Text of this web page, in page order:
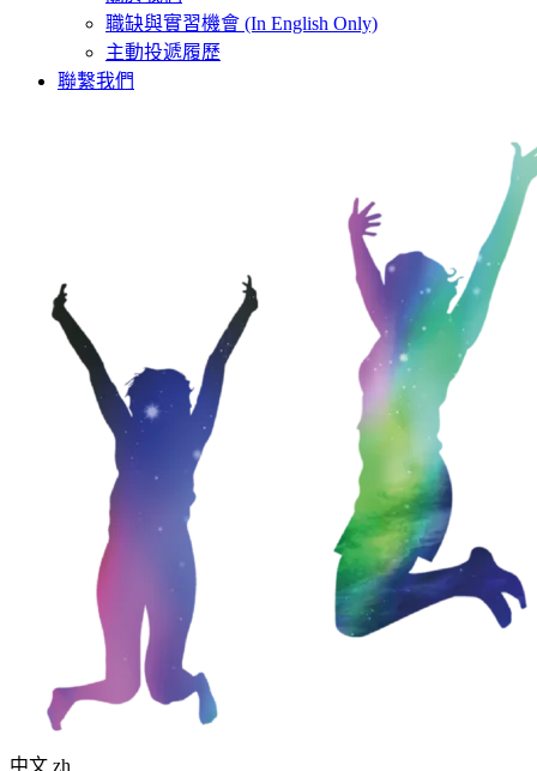
職缺與實習機會 (In English Only)
主動投遞履歷
聯繫我們
中文 zh